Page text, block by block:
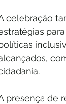
celebração
presença de